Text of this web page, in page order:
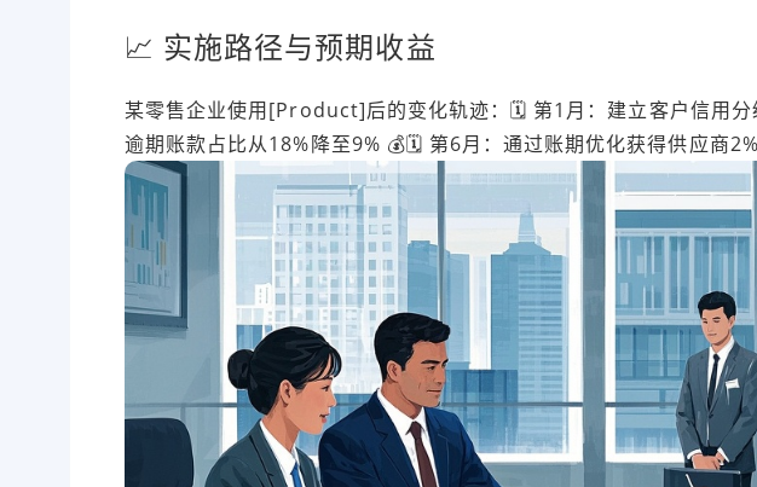
📈 实施路径与预期收益
某零售企业使用[Product]后的变化轨迹：🗓️ 第1月：建立客户信用分
逾期账款占比从18%降至9% 💰🗓️ 第6月：通过账期优化获得供应商